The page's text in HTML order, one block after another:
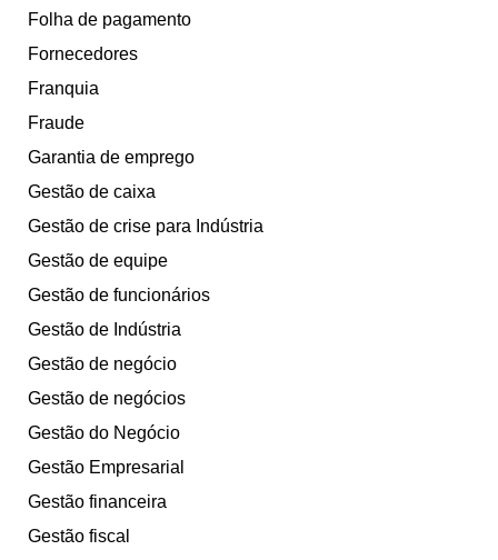
Folha de pagamento
Fornecedores
Franquia
Fraude
Garantia de emprego
Gestão de caixa
Gestão de crise para Indústria
Gestão de equipe
Gestão de funcionários
Gestão de Indústria
Gestão de negócio
Gestão de negócios
Gestão do Negócio
Gestão Empresarial
Gestão financeira
Gestão fiscal